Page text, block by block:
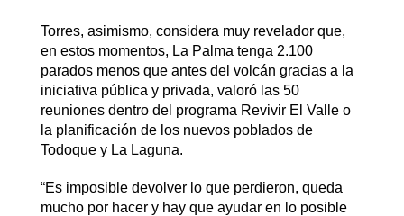
Torres, asimismo, considera muy revelador que,
en estos momentos, La Palma tenga 2.100
parados menos que antes del volcán gracias a la
iniciativa pública y privada, valoró las 50
reuniones dentro del programa Revivir El Valle o
la planificación de los nuevos poblados de
Todoque y La Laguna.
“Es imposible devolver lo que perdieron, queda
mucho por hacer y hay que ayudar en lo posible